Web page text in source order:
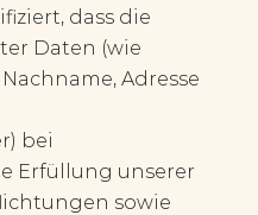
dass die
Daten (wie
Adresse
bei
Erfüllung unserer
sowie